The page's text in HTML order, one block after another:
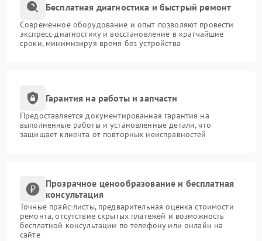
Бесплатная диагностика и быстрый ремонт
Современное оборудование и опыт позволяют провести
экспресс-диагностику и восстановление в кратчайшие
сроки, минимизируя время без устройства
Гарантия на работы и запчасти
Предоставляется документированная гарантия на
выполненные работы и установленные детали, что
защищает клиента от повторных неисправностей
Прозрачное ценообразование и бесплатная
консультация
Точные прайс-листы, предварительная оценка стоимости
ремонта, отсутствие скрытых платежей и возможность
бесплатной консультации по телефону или онлайн на
сайте